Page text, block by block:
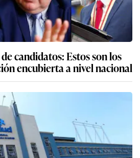
candidatos: Estos son los
encubierta a nivel nacional